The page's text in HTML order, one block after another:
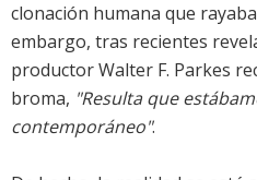
clonación humana que
embargo, tras recientes
productor Walter F. Parkes
broma, "Resulta que
contemporáneo".